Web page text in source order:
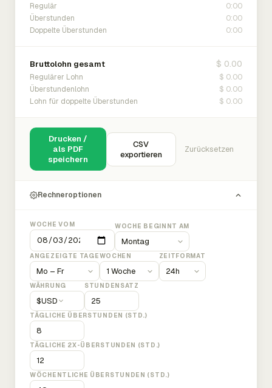
Regulär 0:00
Überstunden 0:00
Doppelte Überstunden 0:00
Bruttolohn gesamt $ 0.00
Regulärer Lohn $ 0.00
Überstundenlohn $ 0.00
Lohn für doppelte Überstunden $ 0.00
Drucken /
als PDF
speichern
CSV
exportieren
Zurücksetzen
Rechneroptionen
WOCHE VOM WOCHE BEGINNT AM
ANGEZEIGTE TAGEWOCHEN ZEITFORMAT
WÄHRUNG
$USD
STUNDENSATZ
TÄGLICHE ÜBERSTUNDEN (STD.)
TÄGLICHE 2X-ÜBERSTUNDEN (STD.)
WÖCHENTLICHE ÜBERSTUNDEN (STD.)